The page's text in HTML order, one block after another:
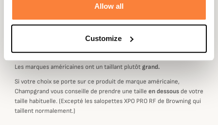
Allow all
Customize
Les marques américaines ont un taillant plutôt grand.
Si votre choix se porte sur ce produit de marque américaine,
Champgrand vous conseille de prendre une taille en dessousde votre
taille habituelle. (Excepté les salopettes XPO PRO RF de Browning qui
taillent normalement.)